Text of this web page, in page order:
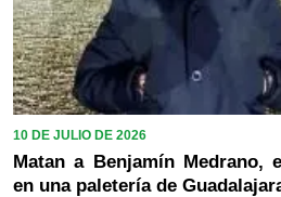
10 DE JULIO DE 2026
Matan a Benjamín Medrano,
en una paletería de